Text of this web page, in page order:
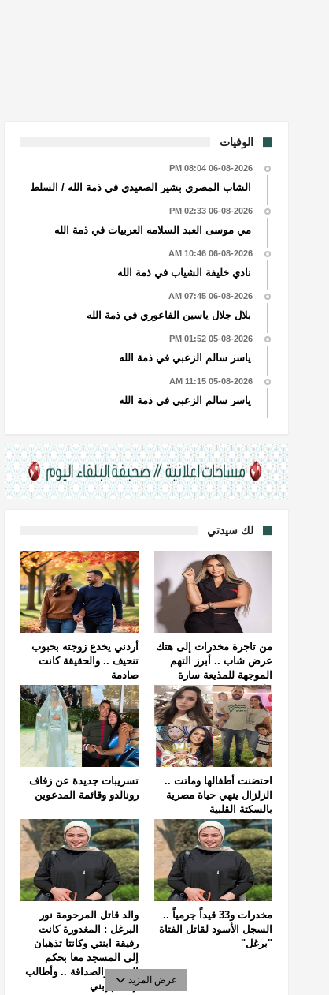
الوفيات
06-08-2026 08:04 PM
الشاب المصري بشير الصعيدي في ذمة الله / السلط
06-08-2026 02:33 PM
مي موسى العبد السلامه العربيات في ذمة الله
06-08-2026 10:46 AM
نادي خليفة الشياب في ذمة الله
06-08-2026 07:45 AM
بلال جلال ياسين الفاعوري في ذمة الله
05-08-2026 01:52 PM
ياسر سالم الزعبي في ذمة الله
05-08-2026 11:15 AM
ياسر سالم الزعبي في ذمة الله
لك سيدتي
أردني يخدع زوجته بحبوب
تنحيف .. والحقيقة كانت
صادمة
من تاجرة مخدرات إلى هتك
عرض شاب .. أبرز التهم
الموجهة للمذيعة سارة
خليفة
تسريبات جديدة عن زفاف
رونالدو وقائمة المدعوين
احتضنت أطفالها وماتت ..
الزلزال ينهي حياة مصرية
بالسكتة القلبية
والد قاتل المرحومة نور
البرغل : المغدورة كانت
رفيقة ابنتي وكانتا تذهبان
إلى المسجد معا بحكم
الجيرة والصداقة .. وأطالب
بإعدام إبني
مخدرات و33 قيداً جرمياً ..
السجل الأسود لقاتل الفتاة
"برغل"
عرض المزيد